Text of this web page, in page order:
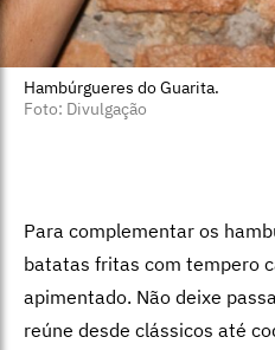
Hambúrgueres do Guarita.
Foto: Divulgação
Para complementar os
batatas fritas com tempero
apimentado. Não deixe
reúne desde clássicos até